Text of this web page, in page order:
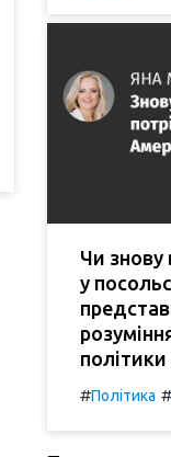
Чи знову
у
політики
#Політика #